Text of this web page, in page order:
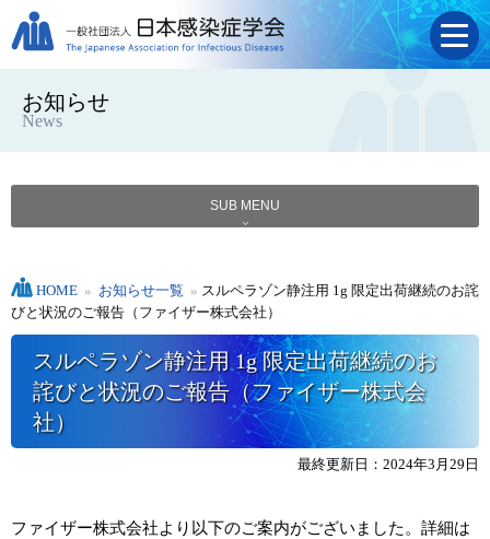
お知らせ
News
SUB MENU
HOME » お知らせ一覧 » スルペラゾン静注用 1g 限定出荷継続のお詫
びと状況のご報告（ファイザー株式会社）
スルペラゾン静注用 1g 限定出荷継続のお
詫びと状況のご報告（ファイザー株式会
社）
最終更新日：2024年3月29日
ファイザー株式会社より以下のご案内がございました。詳細は